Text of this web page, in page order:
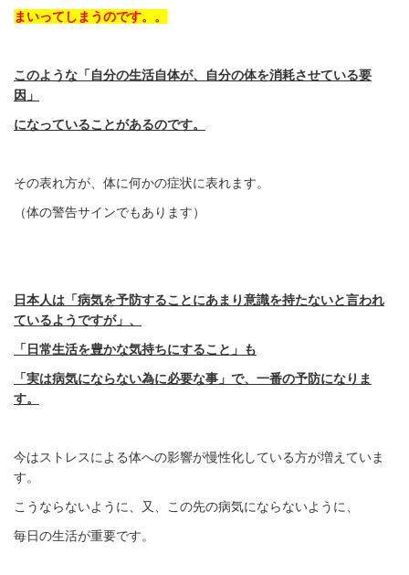
まいってしまうのです。。
このような「自分の生活自体が、自分の体を消耗させている要
因」
になっていることがあるのです。
その表れ方が、体に何かの症状に表れます。
（体の警告サインでもあります）
日本人は「病気を予防することにあまり意識を持たないと言われ
ているようですが」、
「日常生活を豊かな気持ちにすること」も
「実は病気にならない為に必要な事」で、一番の予防になりま
す。
今はストレスによる体への影響が慢性化している方が増えていま
す。
こうならないように、又、この先の病気にならないように、
毎日の生活が重要です。